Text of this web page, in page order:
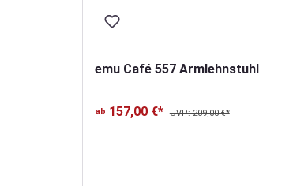
emu Café 557 Armlehnstuhl
ab 157,00 €* UVP: 209,00 €*